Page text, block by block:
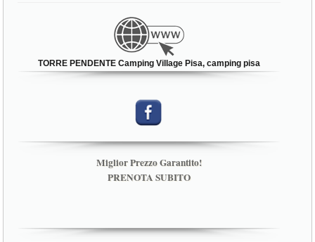
TORRE PENDENTE Camping Village Pisa, camping pisa
Miglior Prezzo Garantito!
PRENOTA SUBITO